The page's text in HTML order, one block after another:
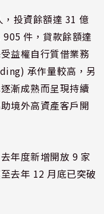
投資餘額達 31 億
件，貸款餘額達
益權自行質借業務
承作量較高，另
漸成熟而呈現持續
境外高資產客戶開
年度新增開放 9 家
去年 12 月底已突破